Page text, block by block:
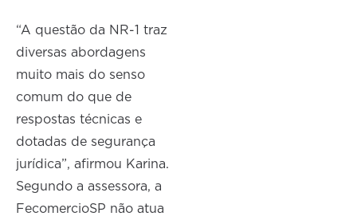
“A questão da NR-1 traz
diversas abordagens
muito mais do senso
comum do que de
respostas técnicas e
dotadas de segurança
jurídica”, afirmou Karina.
Segundo a assessora, a
FecomercioSP não atua